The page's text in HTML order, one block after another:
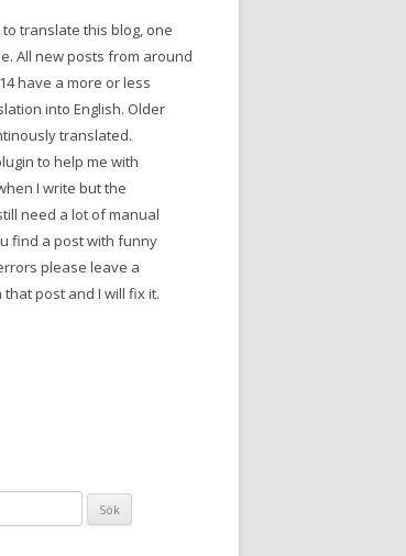
to translate this blog, one
All new posts from around
have a more or less
into English. Older
translated.
to help me with
I write but the
need a lot of manual
find a post with funny
please leave a
that post and I will fix it.